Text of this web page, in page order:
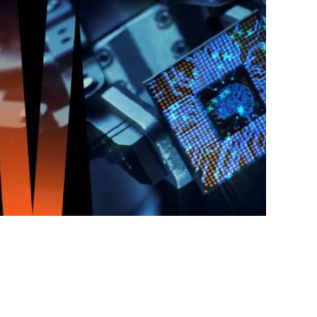
aportar valor en todos los sectores a nivel mundial.